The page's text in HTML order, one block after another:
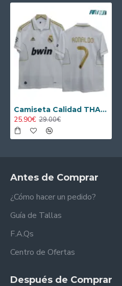
Camiseta Calidad THAI RONALDO 7 Real Madrid Local Primera Equipación 2011/12 Retro
25.90€ 29.00€
Antes de Comprar
¿Cómo hacer un pedido?
Guía de Tallas
F.A.Qs
Centro de Ofertas
Después de Comprar